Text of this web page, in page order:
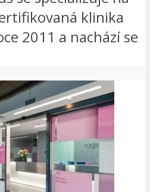
klinika
2011 a nachází se